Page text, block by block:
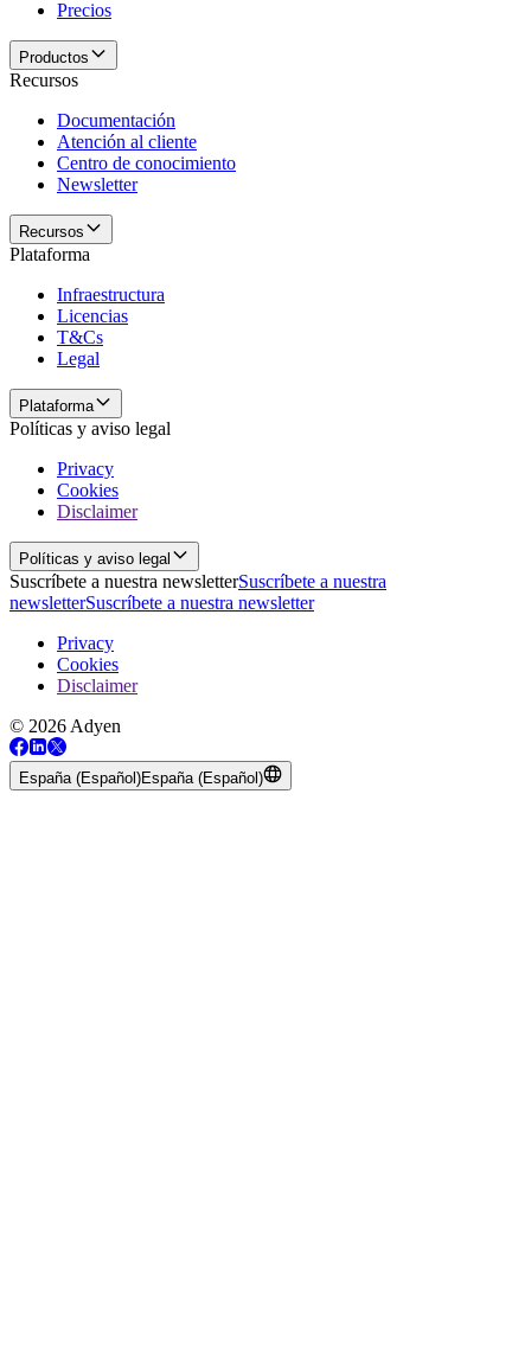
Precios
Productos
Recursos
Documentación
Atención al cliente
Centro de conocimiento
Newsletter
Recursos
Plataforma
Infraestructura
Licencias
T&Cs
Legal
Plataforma
Políticas y aviso legal
Privacy
Cookies
Disclaimer
Políticas y aviso legal
Suscríbete a nuestra newsletterSuscríbete a nuestra
newsletterSuscríbete a nuestra newsletter
Privacy
Cookies
Disclaimer
© 2026 Adyen
España (Español)España (Español)